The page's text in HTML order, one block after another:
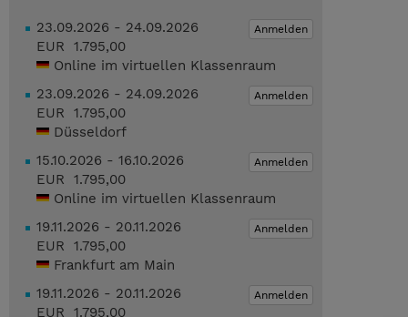
Anmelden
23.09.2026 - 24.09.2026
EUR 1.795,00
Online im virtuellen Klassenraum
Anmelden
23.09.2026 - 24.09.2026
EUR 1.795,00
Düsseldorf
Anmelden
15.10.2026 - 16.10.2026
EUR 1.795,00
Online im virtuellen Klassenraum
Anmelden
19.11.2026 - 20.11.2026
EUR 1.795,00
Frankfurt am Main
Anmelden
19.11.2026 - 20.11.2026
EUR 1.795,00